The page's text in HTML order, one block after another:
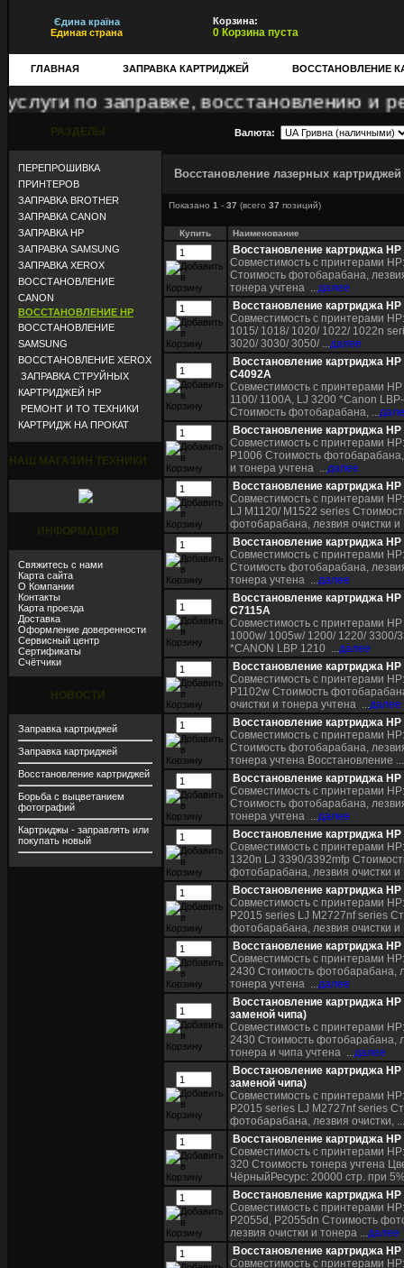
Єдина країна
Единая страна
Корзина:
0 Корзина пуста
ГЛАВНАЯ ЗАПРАВКА КАРТРИДЖЕЙ ВОССТАНОВЛЕНИЕ
по заправке, восстановлению и
РАЗДЕЛЫ
ПЕРЕПРОШИВКА
ПРИНТЕРОВ
ЗАПРАВКА BROTHER
ЗАПРАВКА CANON
ЗАПРАВКА HP
ЗАПРАВКА SAMSUNG
ЗАПРАВКА XEROX
ВОССТАНОВЛЕНИЕ
CANON
ВОССТАНОВЛЕНИЕ HP
ВОССТАНОВЛЕНИЕ
SAMSUNG
ВОССТАНОВЛЕНИЕ XEROX
ЗАПРАВКА СТРУЙНЫХ
КАРТРИДЖЕЙ HP
РЕМОНТ И ТО ТЕХНИКИ
КАРТРИДЖ НА ПРОКАТ
НАШ МАГАЗИН ТЕХНИКИ
ИНФОРМАЦИЯ
Свяжитесь с нами
Карта сайта
О Компании
Контакты
Карта проезда
Доставка
Оформление доверенности
Сервисный центр
Сертификаты
Счётчики
НОВОСТИ
Заправка картриджей
Заправка картриджей
Восстановление картриджей
Борьба с выцветанием
фотографий
Картриджы - заправлять или
покупать новый
Валюта:
Восстановление лазерных картриджей
Показано 1 - 37 (всего 37 позиций)
Купить Наименование
Восстановление картриджа
Совместимость с принтерами
Стоимость фотобарабана,
тонера учтена ...далее
Восстановление картриджа HP
Совместимость с принтерами
1015/ 1018/ 1020/ 1022/ 1022n
3020/ 3030/ 3050/ ...далее
Восстановление картриджа HP
C4092A
Совместимость с принтерами
1100/ 1100A, LJ 3200 *Canon
Стоимость фотобарабана, ...
Восстановление картриджа
Совместимость с принтерами
P1006 Стоимость фотобарабана,
и тонера учтена ...далее
Восстановление картриджа
Совместимость с принтерами
LJ M1120/ M1522 series
фотобарабана, лезвия очистки и
Восстановление картриджа HP
Совместимость с принтерами
Стоимость фотобарабана,
тонера учтена ...далее
Восстановление картриджа HP
C7115A
Совместимость с принтерами
1000w/ 1005w/ 1200/ 1220/ 3300/
*CANON LBP 1210 ...далее
Восстановление картриджа HP
Совместимость с принтерами
P1102w Стоимость
очистки и тонера учтена ...далее
Восстановление картриджа HP
Совместимость с принтерами
Стоимость фотобарабана,
тонера учтена Восстановление ...
Восстановление картриджа HP
Совместимость с принтерами
Стоимость фотобарабана,
тонера учтена ...далее
Восстановление картриджа HP
Совместимость с принтерами
1320n LJ 3390/3392mfp
фотобарабана, лезвия очистки и
Восстановление картриджа HP
Совместимость с принтерами
P2015 series LJ M2727nf series
фотобарабана, лезвия очистки и
Восстановление картриджа HP
Совместимость с принтерами
2430 Стоимость фотобарабана,
тонера учтена ...далее
Восстановление картриджа
заменой чипа)
Совместимость с принтерами
2430 Стоимость фотобарабана,
тонера и чипа учтена ...далее
Восстановление картриджа
заменой чипа)
Совместимость с принтерами
P2015 series LJ M2727nf series
фотобарабана, лезвия очистки, ...
Восстановление картриджа HP
Совместимость с принтерами
320 Стоимость тонера учтена
ЧёрныйРесурс: 20000 стр. при
Восстановление картриджа HP
Совместимость с принтерами
P2055d, P2055dn Стоимость
лезвия очистки и тонера ...далее
Восстановление картриджа HP
Совместимость с принтерами